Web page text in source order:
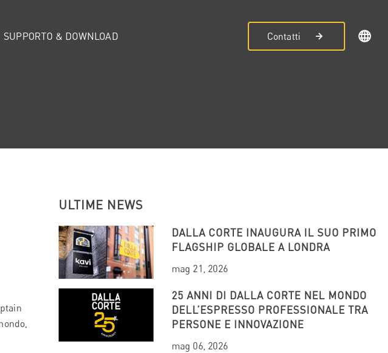
SUPPORTO & DOWNLOAD Contatti
ULTIME NEWS
DALLA CORTE INAUGURA IL SUO PRIMO
FLAGSHIP GLOBALE A LONDRA
mag 21, 2026
25 ANNI DI DALLA CORTE NEL MONDO
DELL’ESPRESSO PROFESSIONALE TRA
PERSONE E INNOVAZIONE
mag 06, 2026